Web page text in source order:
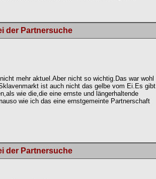
der Partnersuche
mehr aktuel.Aber nicht so wichtig.Das war wohl
ist auch nicht das gelbe vom Ei.Es gibt
wie die,die eine ernste und längerhaltende
wie ich das eine ernstgemeinte Partnerschaft
der Partnersuche